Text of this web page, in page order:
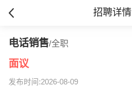
招聘详情
电话销售/全职
面议
发布时间:2026-08-09